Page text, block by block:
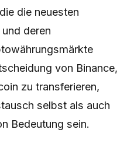
die neuesten
deren
von Binance,
zu transferieren,
selbst als auch
Bedeutung sein.